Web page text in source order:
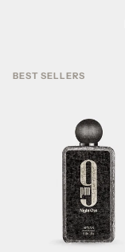
BEST SELLERS